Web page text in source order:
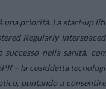
una priorità. La start-up
Regularly
nella sanità,
– la cosiddetta
puntando a